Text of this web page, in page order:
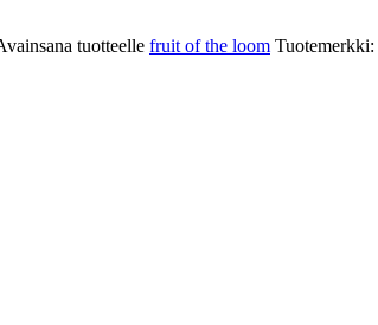
tuotteelle fruit of the loom Tuotemerkki: